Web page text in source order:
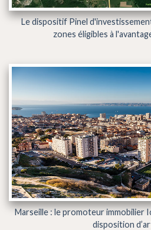
Le dispositif Pinel
zones éligibles à
Marseille : le promoteur immobilier
disposition